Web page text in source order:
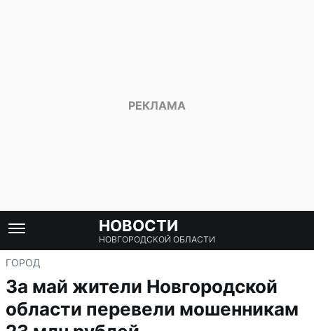
НОВОСТИ
НОВГОРОДСКОЙ ОБЛАСТИ
ГОРОД
За май жители Новгородской
области перевели мошенникам